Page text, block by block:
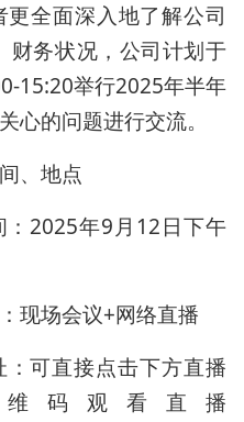
全面深入地了解公司
财务状况，公司计划于
15:20举行2025年半年
心的问题进行交流。
、地点
：2025年9月12日下午
现场会议+网络直播
：可直接点击下方直播
码观看直播